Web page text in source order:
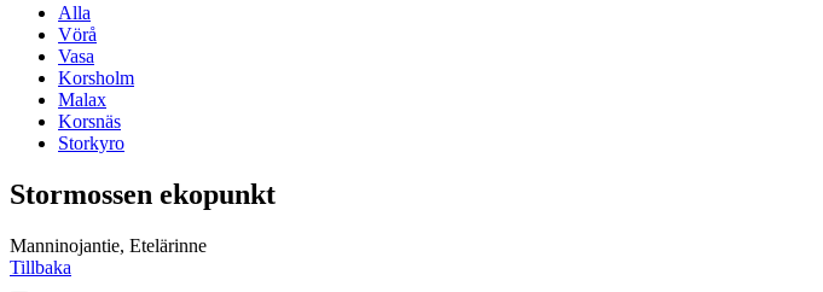
Alla
Vörå
Vasa
Korsholm
Malax
Korsnäs
Storkyro
Stormossen ekopunkt
Manninojantie, Etelärinne
Tillbaka